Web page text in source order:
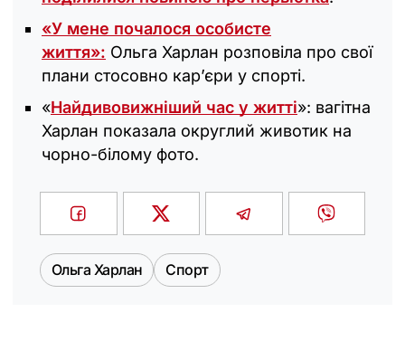
«У мене почалося особисте
життя»: Ольга Харлан розповіла про свої
плани стосовно карʼєри у спорті.
«Найдивовижніший час у житті»: вагітна
Харлан показала округлий животик на
чорно-білому фото.
Ольга Харлан Спорт